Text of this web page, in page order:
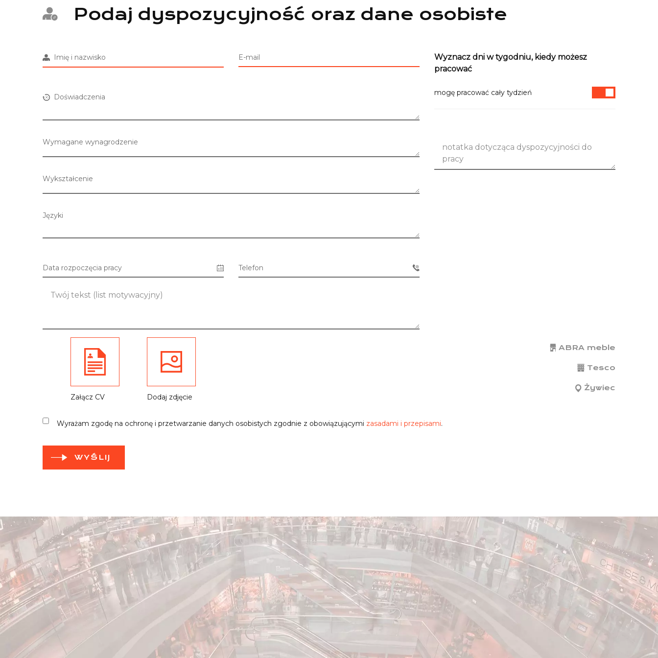
Podaj dyspozycyjność oraz dane osobiste
Imię i nazwisko E-mail
Doświadczenia
Wymagane wynagrodzenie
Wykształcenie
Języki
Data rozpoczęcia pracy Telefon
Wyznacz dni w tygodniu, kiedy możesz
pracować
mogę pracować cały tydzień
Załącz CV Dodaj zdjęcie
ABRA meble
Tesco
Żywiec
Wyrażam zgodę na ochronę i przetwarzanie danych osobistych zgodnie z obowiązującymi zasadami i przepisami.
WYŚLIJ